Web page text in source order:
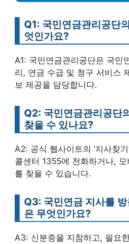
Q1: 국민연금관리공단
엇인가요?
A1: 국민연금관리공단은 국민
리, 연금 수급 및 청구 서비스
보 제공을 담당합니다.
Q2: 국민연금관리공단
찾을 수 있나요?
A2: 공식 웹사이트의 ‘지사찾
콜센터 1355에 전화하거나,
를 찾을 수 있습니다.
Q3: 국민연금 지사를
은 무엇인가요?
A3: 신분증을 지참하고, 필요